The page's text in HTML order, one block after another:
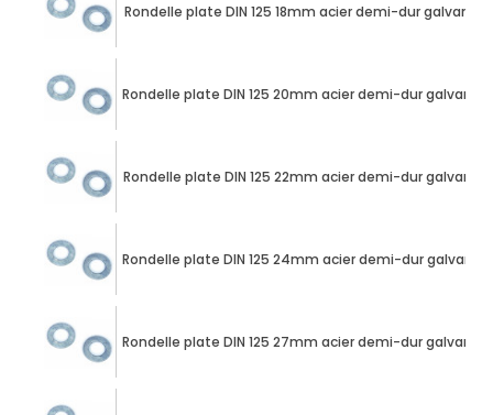
Rondelle plate DIN 125 18mm acier demi-dur
Rondelle plate DIN 125 20mm acier demi-dur
Rondelle plate DIN 125 22mm acier demi-dur
Rondelle plate DIN 125 24mm acier demi-dur
Rondelle plate DIN 125 27mm acier demi-dur